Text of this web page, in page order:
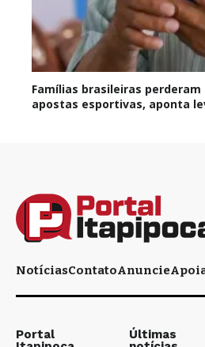
Famílias brasileiras perderam
apostas esportivas, aponta
NotíciasContatoAnuncie
Portal
Últimas